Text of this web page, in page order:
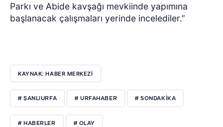
Parkı ve Abide kavşağı mevkiinde yapımına
başlanacak çalışmaları yerinde incelediler.”
KAYNAK: HABER MERKEZI
# ŞANLIURFA # URFAHABER # SONDAKIKA
# HABERLER # OLAY